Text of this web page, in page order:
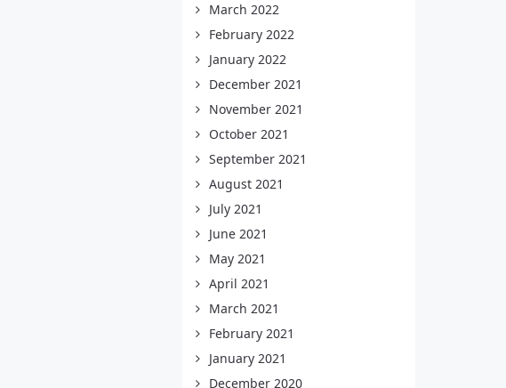
March 2022
February 2022
January 2022
December 2021
November 2021
October 2021
September 2021
August 2021
July 2021
June 2021
May 2021
April 2021
March 2021
February 2021
January 2021
December 2020